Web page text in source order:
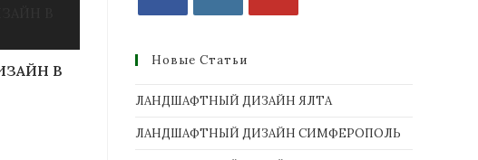
В
Новые Статьи
ЛАНДШАФТНЫЙ ДИЗАЙН ЯЛТА
ЛАНДШАФТНЫЙ ДИЗАЙН СИМФЕРОПОЛЬ